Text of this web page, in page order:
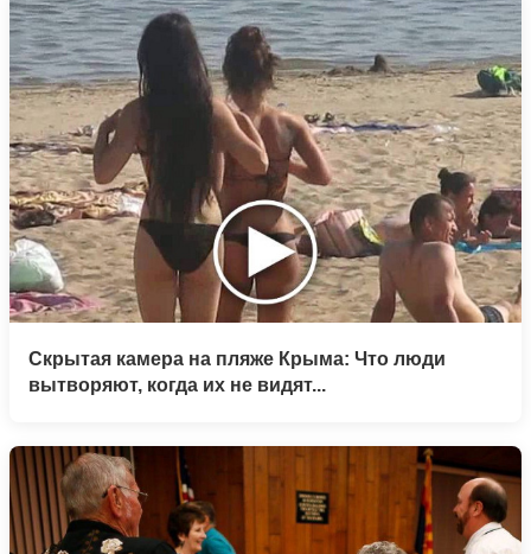
Скрытая камера на пляже Крыма: Что люди
вытворяют, когда их не видят...